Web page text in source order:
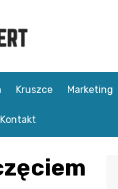
Kruszce Marketing
Kontakt